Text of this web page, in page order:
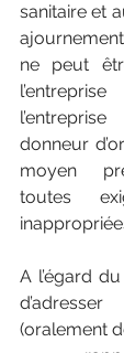
sanitaire et
ne peut
donneur
moyen
toutes
A l’égard
(oralement